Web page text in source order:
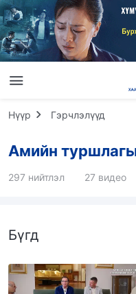
Нүүр Гэрчлэлүүд
Амийн
297 нийтлэл 27 видео
Бүгд